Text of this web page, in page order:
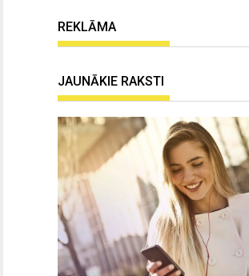
REKLĀMA
JAUNĀKIE RAKSTI